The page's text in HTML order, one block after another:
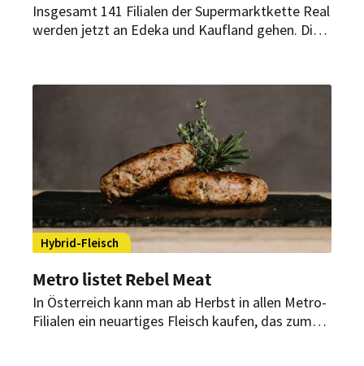
Insgesamt 141 Filialen der Supermarktkette Real
werden jetzt an Edeka und Kaufland gehen. Die
Hybrid-Fleisch
Metro listet Rebel Meat
In Österreich kann man ab Herbst in allen Metro-
Filialen ein neuartiges Fleisch kaufen, das zum